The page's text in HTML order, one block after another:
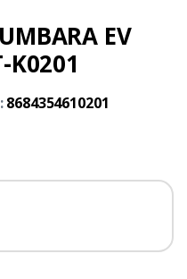
EV
K0201
8684354610201